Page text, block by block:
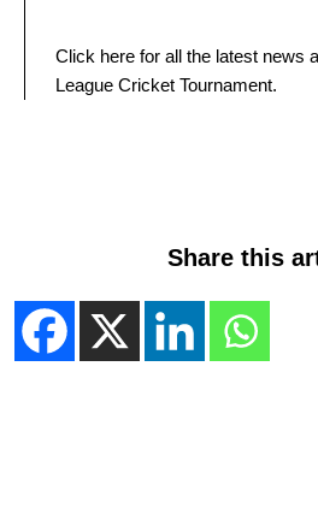
Click here for all the latest news
League Cricket Tournament.
Share this